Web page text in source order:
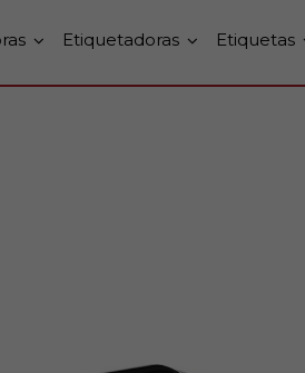
Etiquetadoras Etiquetas